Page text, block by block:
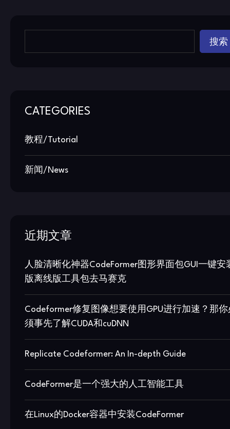
搜索
CATEGORIES
教程/Tutorial
新闻/News
近期文章
人脸清晰化神器CodeFormer图形界面包GUI一键安
版离线版工具包去马赛克
Codeformer修复图像想要使用GPU进行加速？那你
须事先了解CUDA和cuDNN
Replicate Codeformer: An In-depth Guide
CodeFormer是一个强大的人工智能工具
在Linux的Docker容器中安装CodeFormer